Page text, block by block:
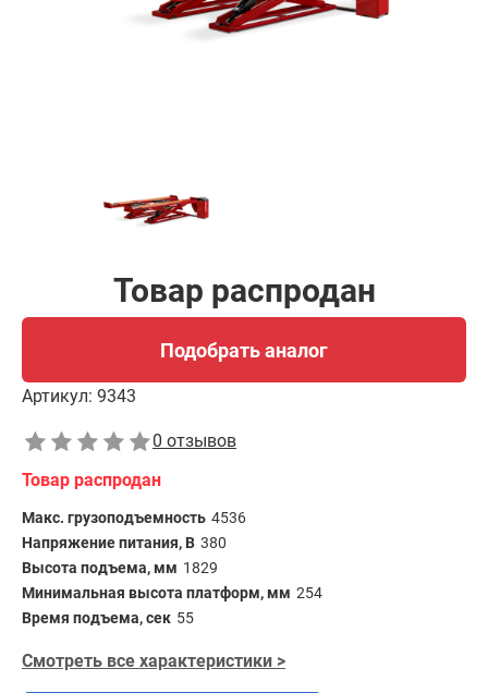
Товар распродан
Подобрать аналог
Артикул: 9343
0 отзывов
Товар распродан
Макс. грузоподъемность 4536
Напряжение питания, В 380
Высота подъема, мм 1829
Минимальная высота платформ, мм 254
Время подъема, сек 55
Смотреть все характеристики >